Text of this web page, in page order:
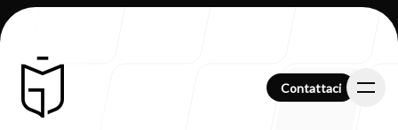
Contattaci
Contattaci